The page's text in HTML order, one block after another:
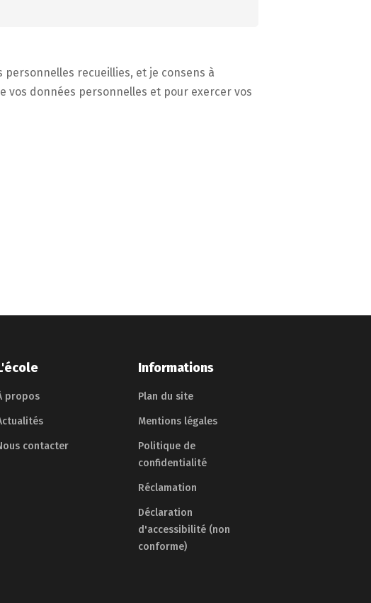
personnelles recueillies, et je consens à
vos données personnelles et pour exercer vos
propos
contacter
Informations
Plan du site
Mentions légales
Politique de
confidentialité
Réclamation
Déclaration
d'accessibilité (non
conforme)